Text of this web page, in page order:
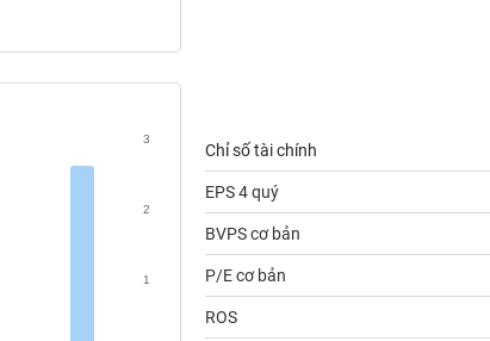
1
2
3
Chỉ số tài chính
EPS 4 quý
BVPS cơ bản
P/E cơ bản
ROS